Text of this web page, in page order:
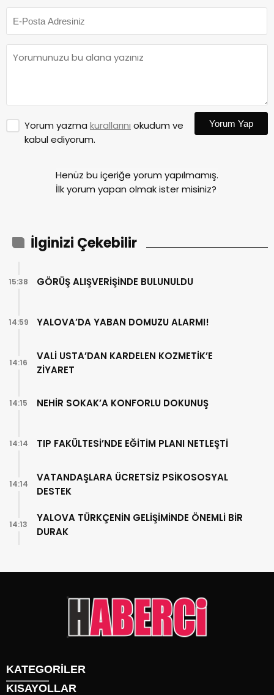
Yorum yazma kurallarını okudum ve
kabul ediyorum.
Yorum Yap
Henüz bu içeriğe yorum yapılmamış.
İlk yorum yapan olmak ister misiniz?
İlginizi Çekebilir
GÖRÜŞ ALIŞVERİŞİNDE BULUNULDU
15:38
YALOVA’DA YABAN DOMUZU ALARMI!
14:59
VALİ USTA’DAN KARDELEN KOZMETİK’E
ZİYARET
14:16
NEHİR SOKAK’A KONFORLU DOKUNUŞ
14:15
TIP FAKÜLTESİ’NDE EĞİTİM PLANI NETLEŞTİ
14:14
VATANDAŞLARA ÜCRETSİZ PSİKOSOSYAL
DESTEK
14:14
YALOVA TÜRKÇENİN GELİŞİMİNDE ÖNEMLİ BİR
DURAK
14:13
KATEGORİLER
KISAYOLLAR